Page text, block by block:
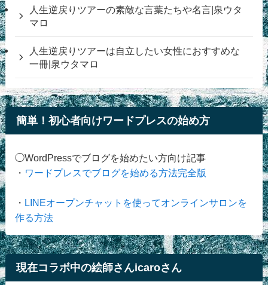
人生逆戻りツアーの素敵な言葉たちや名言|泉ウタ
マロ
人生逆戻りツアーは自立したい女性におすすめな
一冊|泉ウタマロ
簡単！初心者向けワードプレスの始め方
◯WordPressでブログを始めたい方向け記事
・ ワードプレスでブログを始める方法完全版
・ LINEオープンチャットを使ってオンラインサロンを
作る方法
現在コラボ中の絵師さんicaroさん